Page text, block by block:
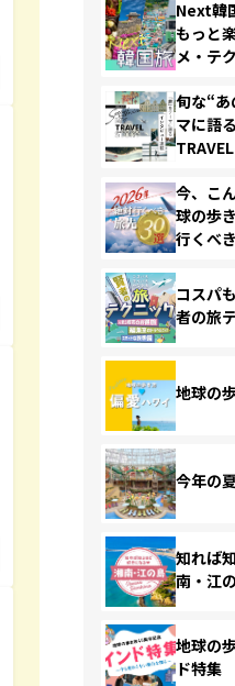
Next韓
もっと
メ・テ
旬な“あ
マに語
今、こ
球の歩
行くべ
コスパ
者の旅
地球の
今年の
知れば
南・江
地球の
ド特集